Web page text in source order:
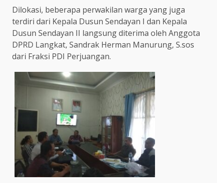
Dilokasi, beberapa perwakilan warga yang juga
terdiri dari Kepala Dusun Sendayan I dan Kepala
Dusun Sendayan II langsung diterima oleh Anggota
DPRD Langkat, Sandrak Herman Manurung, S.sos
dari Fraksi PDI Perjuangan.